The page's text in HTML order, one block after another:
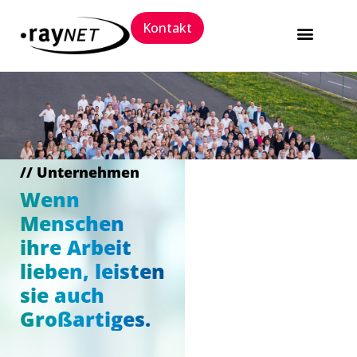
Kontakt
// Unternehmen
Wenn
Menschen
ihre Arbeit
lieben, leisten
sie auch
Großartiges.